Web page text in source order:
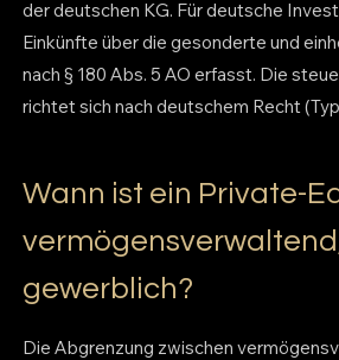
der deutschen KG. Für deutsche
Einkünfte über die gesonderte und
nach § 180 Abs. 5 AO erfasst. Die
richtet sich nach deutschem Recht
Wann ist ein Private-
gewerblich?
Die Abgrenzung zwischen